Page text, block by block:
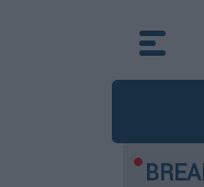
του 4χρονου